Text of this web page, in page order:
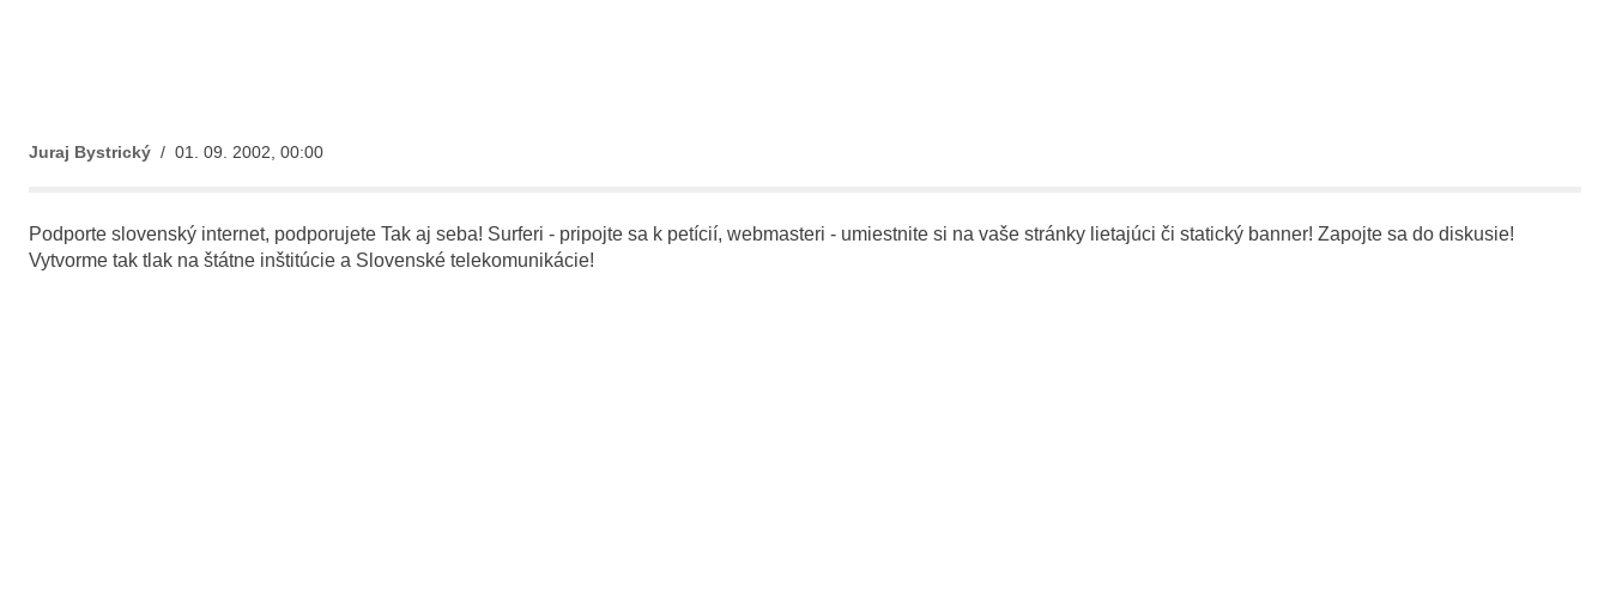
Juraj Bystrický / 01. 09. 2002, 00:00
Podporte slovenský internet, podporujete Tak aj seba! Surferi - pripojte sa k petícií, webmasteri - umiestnite si na vaše stránky lietajúci či statický banner! Zapojte sa do diskusie!
Vytvorme tak tlak na štátne inštitúcie a Slovenské telekomunikácie!